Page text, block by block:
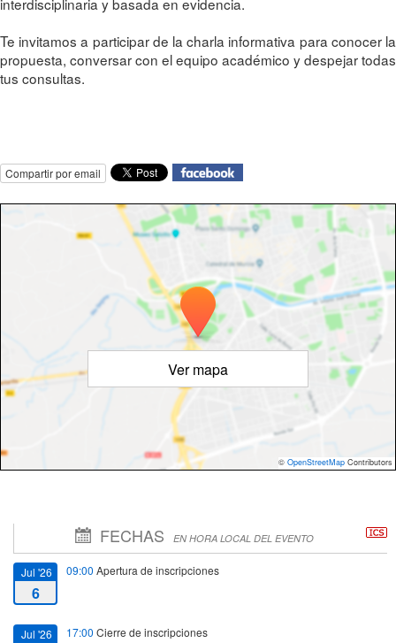
Te invitamos a participar de la charla informativa para conocer la
propuesta, conversar con el equipo académico y despejar todas
tus consultas.
Compartir por email
Ver mapa
© OpenStreetMap Contributors
FECHAS EN HORA LOCAL DEL EVENTO
Jul '26
6
09:00 Apertura de inscripciones
Jul '26 17:00 Cierre de inscripciones